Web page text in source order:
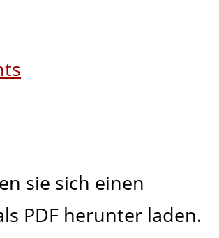
sie sich einen
PDF herunter laden.